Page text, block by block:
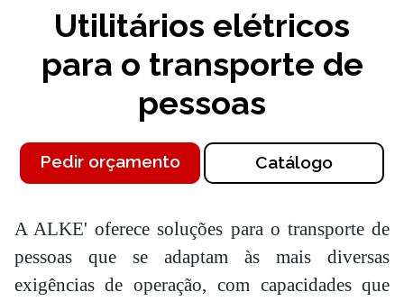
Utilitários elétricos
para o transporte de
pessoas
Pedir orçamento Catálogo
A ALKE' oferece soluções para o transporte de
pessoas que se adaptam às mais diversas
exigências de operação, com capacidades que